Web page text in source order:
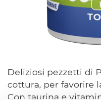
Deliziosi pezzetti di
cottura, per favorire
Con taurina e